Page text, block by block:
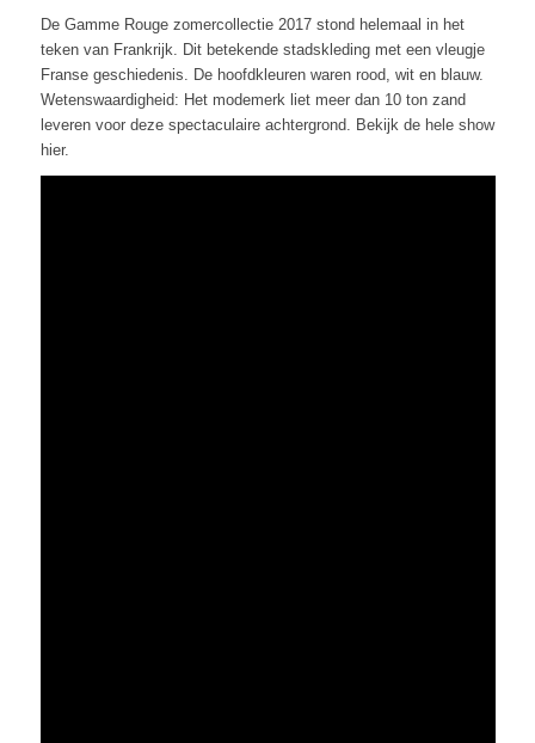
De Gamme Rouge zomercollectie 2017 stond helemaal in het
teken van Frankrijk. Dit betekende stadskleding met een vleugje
Franse geschiedenis. De hoofdkleuren waren rood, wit en blauw.
Wetenswaardigheid: Het modemerk liet meer dan 10 ton zand
leveren voor deze spectaculaire achtergrond. Bekijk de hele show
hier.